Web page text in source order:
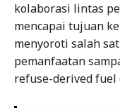
kolaborasi lintas
mencapai tujuan
menyoroti salah
pemanfaatan
refuse-derived fuel